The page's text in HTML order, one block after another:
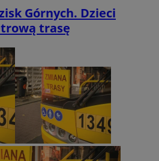
Górnych. Dzieci
trasę